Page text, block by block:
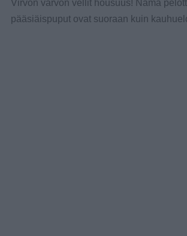
Virvon varvon vellit housuus! Nämä
pääsiäispuput ovat suoraan kuin